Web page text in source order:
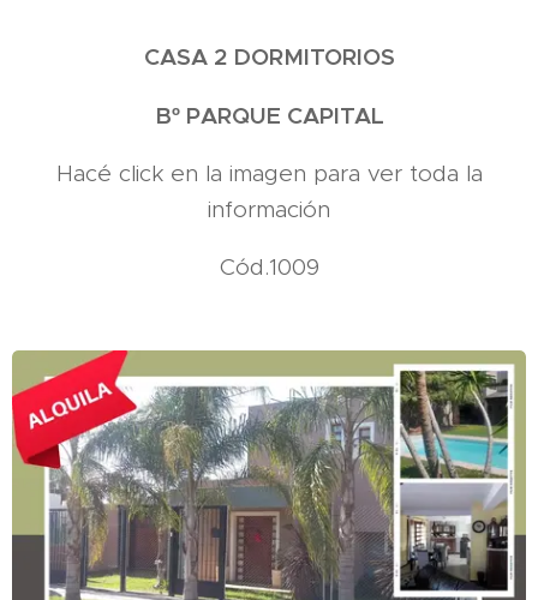
CASA 2 DORMITORIOS
Bº PARQUE CAPITAL
Hacé click en la imagen para ver toda la
información
Cód.1009